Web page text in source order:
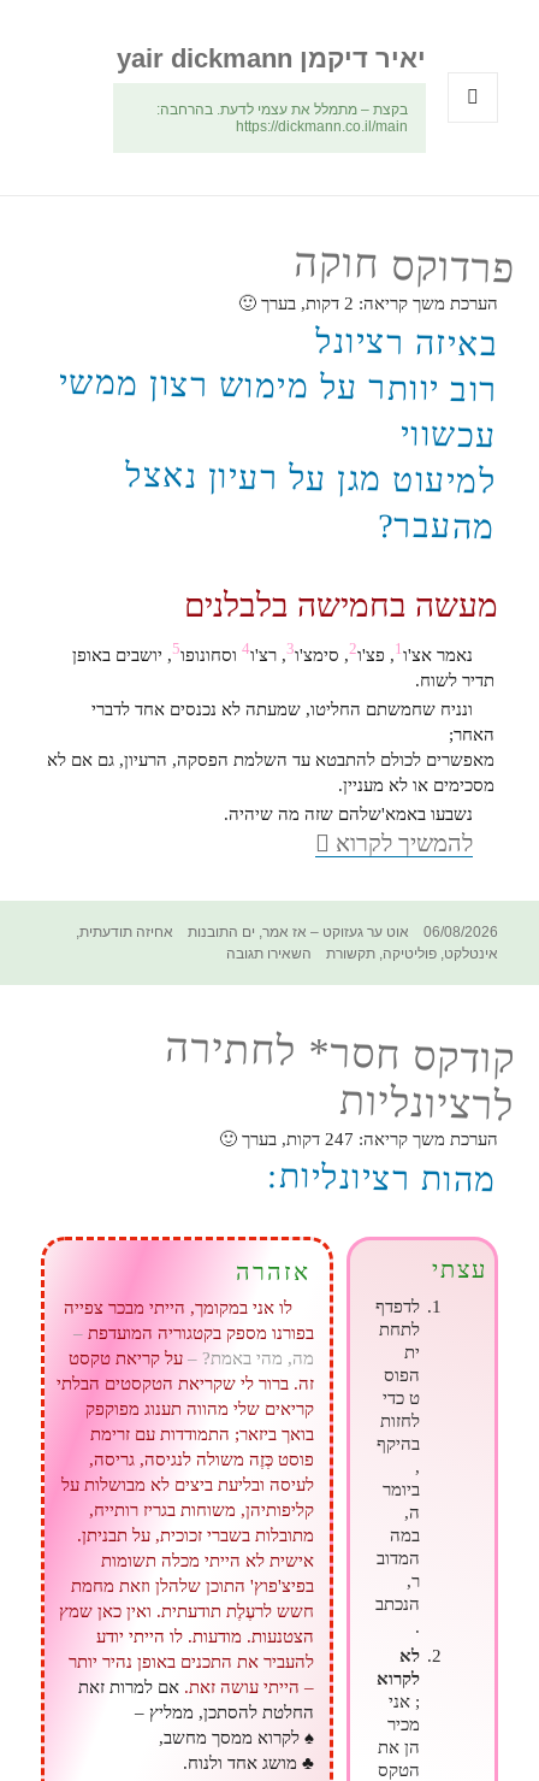
יאיר דיקמן yair dickmann
בקצת – מתמלל את עצמי לדעת. בהרחבה:
https://dickmann.co.il/main
פרדוקס חוקה
הערכת משך קריאה: 2 דקות, בערך 🙂
באיזה רציונל
רוב יוותר על מימוש רצון ממשי
עכשווי
למיעוט מגן על רעיון נאצל
מהעבר?
מעשה בחמישה בלבלנים
נאמר אצ'ו1, פצ'ו2, סימצ'ו3, רצ'ו4 וסחונופו5, יושבים באופן
תדיר לשוח.
ונניח שחמשתם החליטו, שמעתה לא נכנסים אחד לדברי
האחר;
מאפשרים לכולם להתבטא עד השלמת הפסקה, הרעיון, גם אם לא
מסכימים או לא מעניין.
נשבעו באמא'שלהם שזה מה שיהיה.
להמשיך לקרוא
פורסם
בתאריך
06/08/2026 קטגוריות
אוט ער געזוקט – אז אמר, ים התובנות תגיות
אחיזה תודעתית,
אינטלקט,פוליטיקה,תקשורת השאירו תגובה
קודקס חסר* לחתירה
לרציונליות
הערכת משך קריאה: 247 דקות, בערך 🙂
מהות רציונליות:
עצתי
לדפדף
לתחת
ית
הפוס
ט כדי
לחזות
בהיקף
,
ביומר
ה,
במה
המדוב
ר,
הנכתב
.
לא
לקרוא
; אני
מכיר
הן את
הטקס
אזהרה
לו אני במקומך, הייתי מבכר צפייה
בפורנו מספק בקטגוריה המועדפת –
מה, מהי באמת? –על קריאת טקסט
זה. ברור לי שקריאת הטקסטים הבלתי
קריאים שלי מהווה תענוג מפוקפק
בואך ביזאר; התמודדות עם זרימת
פוסט כְּזֶה משולה לנגיסה, גריסה,
לעיסה ובליעת ביצים לא מבושלות על
קליפותיהן, משוחות בגריז רותייח,
מתובלות בשברי זכוכית, על תבניתן.
אישית לא הייתי מכלה תשומות
בפיצ'פוץ' התוכן שלהלן וזאת מחמת
חשש לרעֶלֶת תודעתית. ואין כאן שמץ
הצטנעות. מודעות. לו הייתי יודע
להעביר את התכנים באופן נהיר יותר
– הייתי עושה זאת. אם למרות זאת
החלטת להסתכן, ממליץ –
♠ לקרוא ממסך מחשב,
♣ מושג אחד ולנוח.